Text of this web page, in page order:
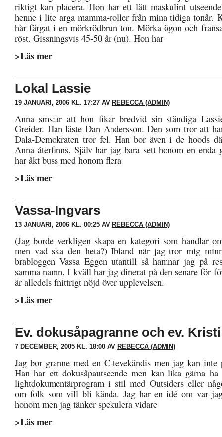
riktigt kan placera. Hon har ett lätt maskulint
henne i lite arga mamma-roller från mina tidiga tonår.
hår färgat i en mörkrödbrun ton. Mörka ögon och
röst. Gissningsvis 45-50 år (nu). Hon har
>Läs mer
Lokal Lassie
19 JANUARI, 2006 KL. 17:27 AV REBECCA (ADMIN)
Anna sms:ar att hon fikar bredvid sin ständiga
Greider. Han läste Dan Andersson. Den som tror att
Dala-Demokraten tror fel. Han bor även i de hoods
Anna återfinns. Själv har jag bara sett honom en enda
har åkt buss med honom flera
>Läs mer
Vassa-Ingvars
13 JANUARI, 2006 KL. 00:25 AV REBECCA (ADMIN)
(Jag borde verkligen skapa en kategori som handlar
men vad ska den heta?) Ibland när jag tror mig
brabloggen Vassa Eggen utantill så hamnar jag på
samma namn. I kväll har jag dinerat på den senare för
är alledels fnittrigt nöjd över upplevelsen.
>Läs mer
Ev. dokusåpagranne och ev.
7 DECEMBER, 2005 KL. 18:00 AV REBECCA (ADMIN)
Jag bor granne med en C-tevekändis men jag kan inte
Han har ett dokusåpautseende men kan lika gärna
lightdokumentärprogram i stil med Outsiders eller
om folk som vill bli kända. Jag har en idé om var
honom men jag tänker spekulera vidare
>Läs mer